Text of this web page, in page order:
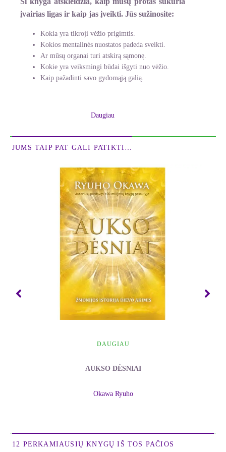
įvairias ligas ir kaip jas įveikti. Jūs sužinosite:
Kokia yra tikroji vėžio prigimtis.
Kokios mentalinės nuostatos padeda sveikti.
Ar mūsų organai turi atskirą sąmonę.
Kokie yra veiksmingi būdai išgyti nuo vėžio.
Kaip pažadinti savo gydomąją galią.
be paliovos keičiasi lyg tekanti upė. Kūnas negali
kūną.
regeneruoti savo kūną. Tikėjimas yra stipresnis už
– Ryuho Okawa
Šioje knygoje šiuolaikinis japonų dvasinis
mokytojas Ryuho Okawa kalba apie nematomas
įvairių ligų priežastis. Daugiausia dėmesio autorius
skiria vėžiui – kodėl mes susergame ir kaip šios
ligos atsikratyti.
Ištrauka iš knygos
Kai ima veikti aukštesniųjų dimensijų jėga,
Tiesą sakant, kaip ir paminėta šio skyriaus
įvairūs reiškiniai pradeda vykti, kai jūsų nušvitimas
momento visos trečiosios dimensijos taisyklės jums
dėsniai yra nekintami – tegu. Tikrovė atspindės jų
įsitikinimus.
Daugiau
JUMS TAIP PAT GALI PATIKTI…
DAUGIAU
AUKSO DĖSNIAI
Okawa Ryuho
12 PERKAMIAUSIŲ KNYGŲ IŠ TOS PAČIOS